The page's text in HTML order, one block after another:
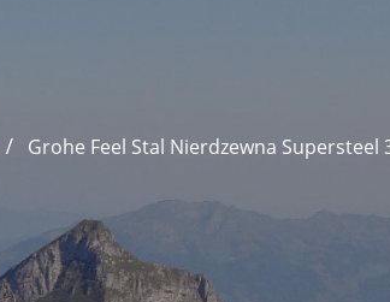
Grohe Feel Stal Nierdzewna Supersteel